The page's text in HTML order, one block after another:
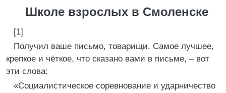
Школе взрослых в Смоленске
[1]
Получил ваше письмо, товарищи. Самое лучшее,
крепкое и чёткое, что сказано вами в письме, – вот
эти слова:
«Социалистическое соревнование и ударничество